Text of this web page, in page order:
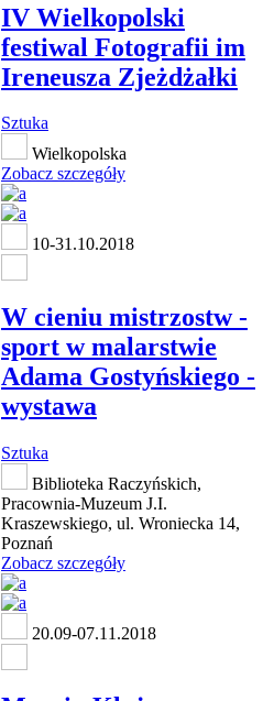
IV Wielkopolski
festiwal Fotografii im
Ireneusza Zjeżdżałki
Sztuka
Wielkopolska
Zobacz szczegóły
10-31.10.2018
W cieniu mistrzostw -
sport w malarstwie
Adama Gostyńskiego -
wystawa
Sztuka
Biblioteka Raczyńskich,
Pracownia-Muzeum J.I.
Kraszewskiego, ul. Wroniecka 14,
Poznań
Zobacz szczegóły
20.09-07.11.2018